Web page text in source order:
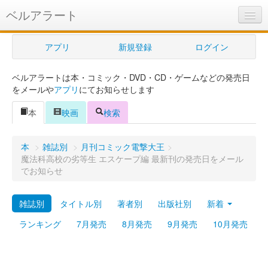
ベルアラート
ベルアラートとは
ヘルプ
新規登録
ログイン
購入管理
プレミアム
アプリ 新規登録 ログイン
ベルアラートは本・コミック・DVD・CD・ゲームなどの発売日
をメールやアプリ にてお知らせします
本
映画 検索
本 > 雑誌別 > 月刊コミック電撃大王 >
魔法科高校の劣等生 エスケープ編 最新刊の発売日をメール
でお知らせ
雑誌別 タイトル別 著者別 出版社別
新着
ランキング
7月発売 8月発売 9月発売 10月発売